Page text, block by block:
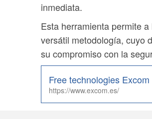
inmediata.
Esta herramienta permite
versátil metodología, cuyo
su compromiso con la
Free technologies Excom
https://www.excom.es/